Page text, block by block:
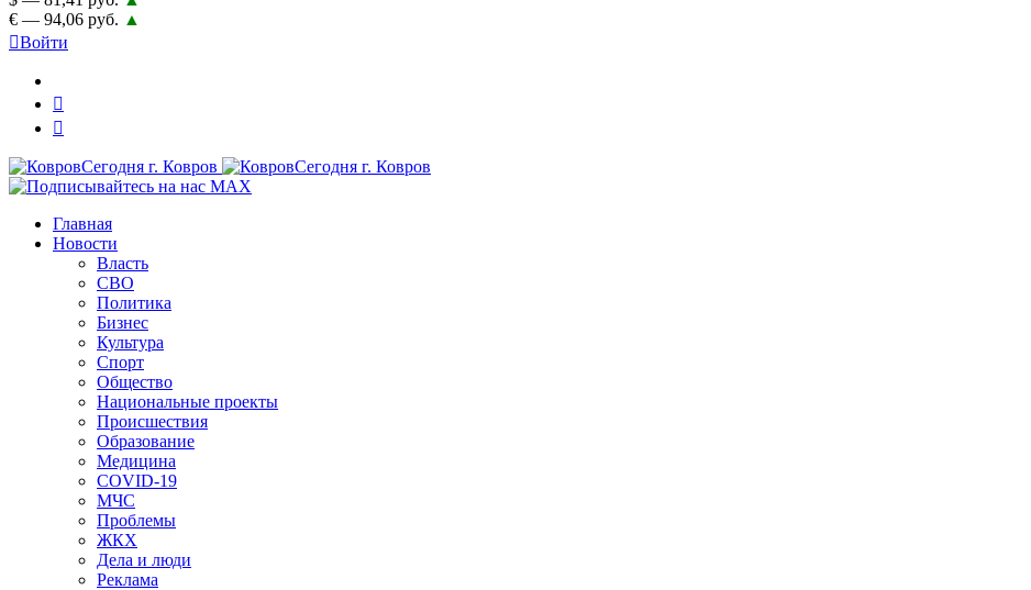
€ — 94,06 руб. ▲
Войти
Главная
Новости
Власть
СВО
Политика
Бизнес
Культура
Спорт
Общество
Национальные проекты
Происшествия
Образование
Медицина
COVID-19
МЧС
Проблемы
ЖКХ
Дела и люди
Реклама